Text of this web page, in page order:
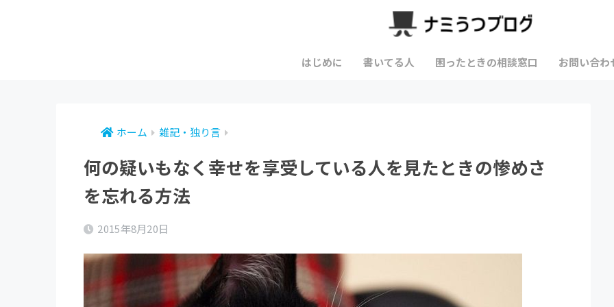
はじめに 書いてる人 困ったときの相談窓口 お問い合わ
ホーム 雑記・独り言
何の疑いもなく幸せを享受している人を見たときの惨めさ
を忘れる方法
2015年8月20日